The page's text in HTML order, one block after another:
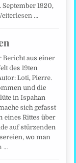
1920,
…
Bericht aus einer
des 19ten
Loti, Pierre.
und die
in Ispahan
sich gefasst
eines Rittes über
auf stürzenden
wo man
…